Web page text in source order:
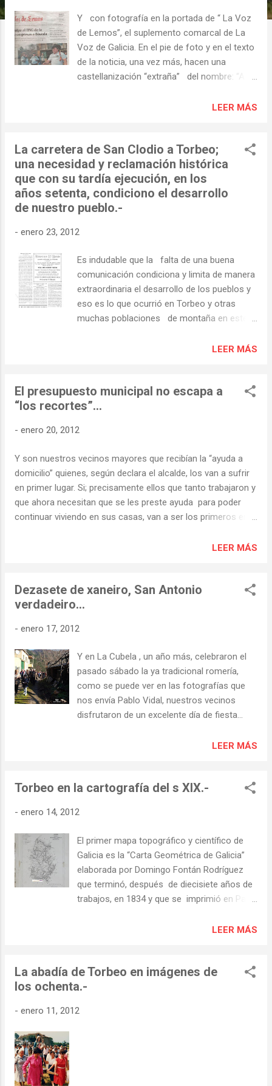
Y con fotografía en la portada de “ La Voz
de Lemos”, el suplemento comarcal de La
Voz de Galicia. En el pie de foto y en el texto
de la noticia, una vez más, hacen una
castellanización “extraña” del nombre: “A
los documentos más antiguos que hemos
vecinos conocemos y usamos desde
antaño: A CUBELA…Agradeceremos a La
Voz de Galicia, en este caso, que tome
nota. "La Voz de Lemos" : Pese al frío que
reina estos días y a la pésima situación
no renuncian a sus fiestas. Una de las
Antonio Abad, que se celebra en el pueblo de
A Covela , en Ribas do Sil. Allí se reunieron
ayer por la mañana los vecinos de la
parroquia de Torbeo , a la que pertenece
esta localidad que lleva años deshabitada.
LEER MÁS
La carretera de San Clodio a Torbeo;
una necesidad y reclamación histórica
que con su tardía ejecución, en los
años setenta, condiciono el desarrollo
de nuestro pueblo.-
- enero 23, 2012
Es indudable que la falta de una buena
comunicación condiciona y limita de manera
extraordinaria el desarrollo de los pueblos y
eso es lo que ocurrió en Torbeo y otras
muchas poblaciones de montaña en este
en la segunda mitad del veinte que es
medida a esa ausencia de vía de
comunicación rápida y más segura, nos
Torbeo y San Clodio, o mejor dicho; Torbeo
ámbito “nacional” ( la N 120) con
posterioridad y con servicios
imprescindibles como la sanidad, se hizo
esperar demasiado tiempo, a pesar de ser
una infraestructura tan básica y necesaria
se vieron obligados a emigrar, en muchos
Torbeo...
LEER MÁS
El presupuesto municipal no escapa a
“los recortes”…
- enero 20, 2012
Y son nuestros vecinos mayores que recibían la “ayuda a
domicilio” quienes, según declara el alcalde, los van a sufrir
en primer lugar. Si; precisamente ellos que tanto trabajaron y
que ahora necesitan que se les preste ayuda para poder
continuar viviendo en sus casas, van a ser los primeros en la
responsables y que, en gran medida, debemos al “buen
Progreso 18/01/2012) "El alcalde de Ribas de Sil, el socialista
Miguel Ángel Sotuela, señaló ayer que el presupuesto
895.894 euros, unos 100.000 euros menos que el año
anterior debido a las reducciones de las administraciones...
...La merma de aportaciones de la Xunta para servicios
sociales, según explicó el alcalde, obliga al Ayuntamiento a
dejar de contratar este año a cinco personas para ...
LEER MÁS
Dezasete de xaneiro, San Antonio
verdadeiro…
- enero 17, 2012
Y en La Cubela , un año más, celebraron el
pasado sábado la ya tradicional romería,
como se puede ver en las fotografías que
nos envía Pablo Vidal, nuestros vecinos
disfrutaron de un excelente día de fiesta…
LEER MÁS
Torbeo en la cartografía del s XIX.-
- enero 14, 2012
El primer mapa topográfico y científico de
Galicia es la “Carta Geométrica de Galicia”
elaborada por Domingo Fontán Rodríguez
que terminó, después de diecisiete años de
trabajos, en 1834 y que se imprimió en Paris
de Lugo que forma parte del primer “Atlas de
las provincias de España” del geógrafo
poblaciones de Torbeo, Rairos, Piñeira,
LEER MÁS
La abadía de Torbeo en imágenes de
los ochenta.-
- enero 11, 2012